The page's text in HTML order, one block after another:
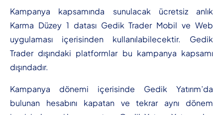
Kampanya kapsamında sunulacak ücretsiz anlık
Karma Düzey 1 datası Gedik Trader Mobil ve Web
uygulaması içerisinden kullanılabilecektir. Gedik
Trader dışındaki platformlar bu kampanya kapsamı
dışındadır.
Kampanya dönemi içerisinde Gedik Yatırım’da
bulunan hesabını kapatan ve tekrar aynı dönem